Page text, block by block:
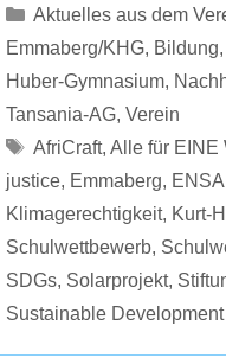
Kategorien
Aktuelles aus dem
Emmaberg/KHG, Bildung,
Huber-Gymnasium,
Tansania-AG, Verein
Schlagwörter
AfriCraft, Alle für EINE
justice, Emmaberg, ENSA
Klimagerechtigkeit, Kurt-
Schulwettbewerb,
SDGs, Solarprojekt,
Sustainable